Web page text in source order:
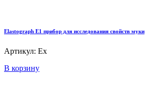
Elastograph E1 прибор для исследования свойств муки
Артикул: Ex
В корзину